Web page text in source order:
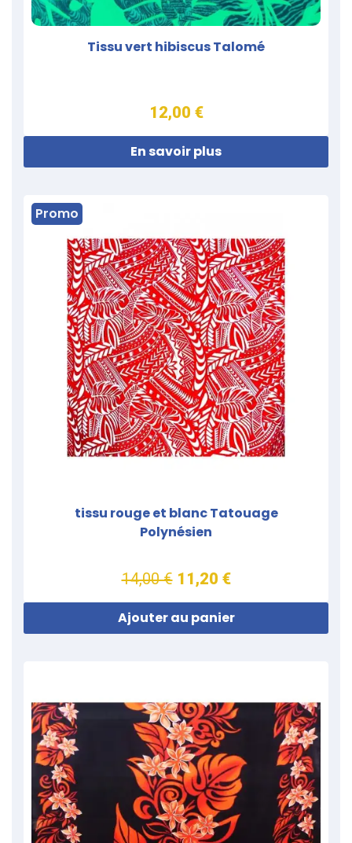
Tissu vert hibiscus Talomé
12,00 €
En savoir plus
Promo
tissu rouge et blanc Tatouage
Polynésien
14,00 € 11,20 €
Ajouter au panier